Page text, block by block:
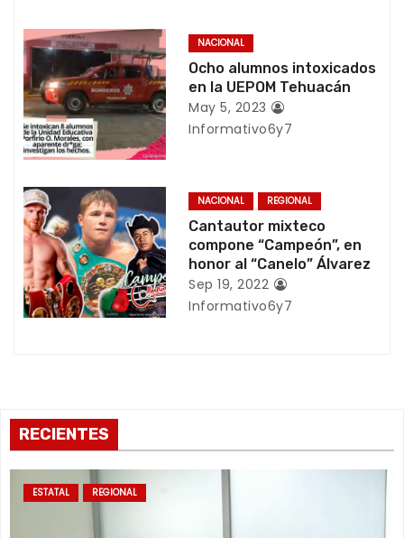
e
e
n
t
r
a
d
a
NACIONAL
Ocho alumnos intoxicados
en la UEPOM Tehuacán
May 5, 2023
Informativo6y7
NACIONAL REGIONAL
Cantautor mixteco
compone “Campeón”, en
honor al “Canelo” Álvarez
Sep 19, 2022
Informativo6y7
RECIENTES
ESTATAL REGIONAL